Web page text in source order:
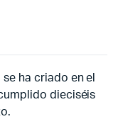
ha criado en el
dieciséis